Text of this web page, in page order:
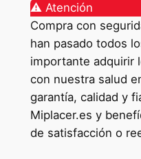
⚠️ Atención
Compra con
han pasado todos
importante adquirir
con nuestra salud
garantía, calidad y
Miplacer.es y
de satisfacción o